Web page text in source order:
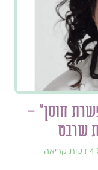
חוסן" –
שרבט